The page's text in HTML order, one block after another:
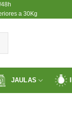
a 30Kg
JAULAS